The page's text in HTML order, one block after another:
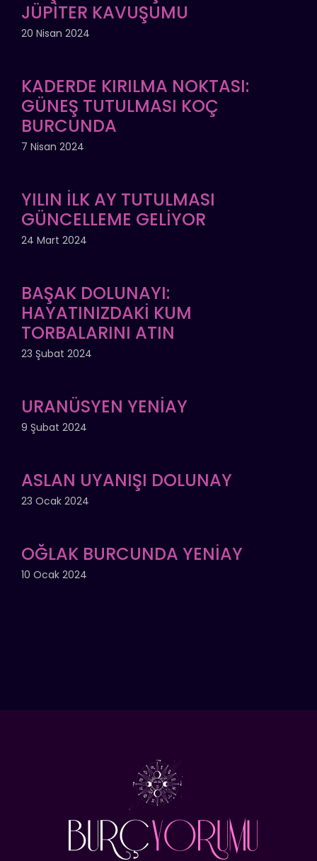
JÜPİTER KAVUŞUMU
20 Nisan 2024
KADERDE KIRILMA NOKTASI:
GÜNEŞ TUTULMASI KOÇ
BURCUNDA
7 Nisan 2024
YILIN İLK AY TUTULMASI
GÜNCELLEME GELİYOR
24 Mart 2024
BAŞAK DOLUNAYI:
HAYATINIZDAKİ KUM
TORBALARINI ATIN
23 Şubat 2024
URANÜSYEN YENİAY
9 Şubat 2024
ASLAN UYANIŞI DOLUNAY
23 Ocak 2024
OĞLAK BURCUNDA YENİAY
10 Ocak 2024